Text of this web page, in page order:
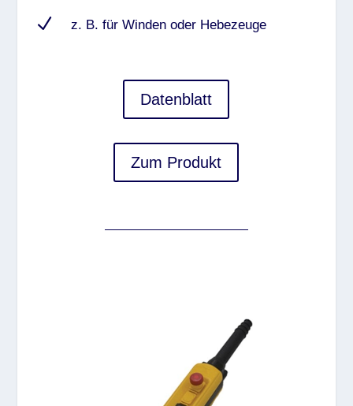
N z. B. für Winden oder Hebezeuge
Datenblatt
Zum Produkt